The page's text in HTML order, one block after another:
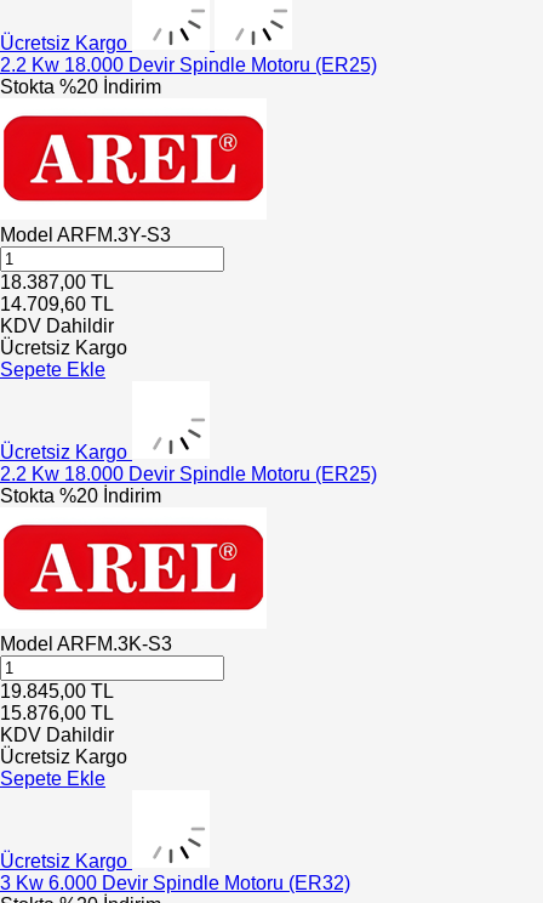
Ücretsiz Kargo
2.2 Kw 18.000 Devir Spindle Motoru (ER25)
Stokta %20 İndirim
Model ARFM.3Y-S3
18.387,00 TL
14.709,60 TL
KDV Dahildir
Ücretsiz Kargo
Sepete Ekle
Ücretsiz Kargo
2.2 Kw 18.000 Devir Spindle Motoru (ER25)
Stokta %20 İndirim
Model ARFM.3K-S3
19.845,00 TL
15.876,00 TL
KDV Dahildir
Ücretsiz Kargo
Sepete Ekle
Ücretsiz Kargo
3 Kw 6.000 Devir Spindle Motoru (ER32)